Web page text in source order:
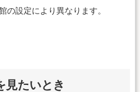
の設定により異なります。
見たいとき